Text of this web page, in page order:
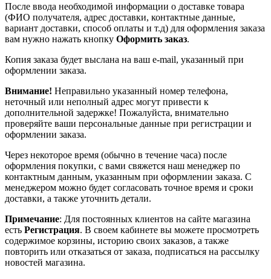
После ввода необходимой информации о доставке товара
(ФИО получателя, адрес доставки, контактные данные,
вариант доставки, способ оплаты и т.д) для оформления заказа
вам нужно нажать кнопку Оформить заказ.
Копия заказа будет выслана на ваш e-mail, указанный при
оформлении заказа.
Внимание! Неправильно указанный номер телефона,
неточный или неполный адрес могут привести к
дополнительной задержке! Пожалуйста, внимательно
проверяйте ваши персональные данные при регистрации и
оформлении заказа.
Через некоторое время (обычно в течение часа) после
оформления покупки, с вами свяжется наш менеджер по
контактным данным, указанным при оформлении заказа. С
менеджером можно будет согласовать точное время и сроки
доставки, а также уточнить детали.
Примечание: Для постоянных клиентов на сайте магазина
есть Регистрация. В своем кабинете вы можете просмотреть
содержимое корзины, историю своих заказов, а также
повторить или отказаться от заказа, подписаться на рассылку
новостей магазина.